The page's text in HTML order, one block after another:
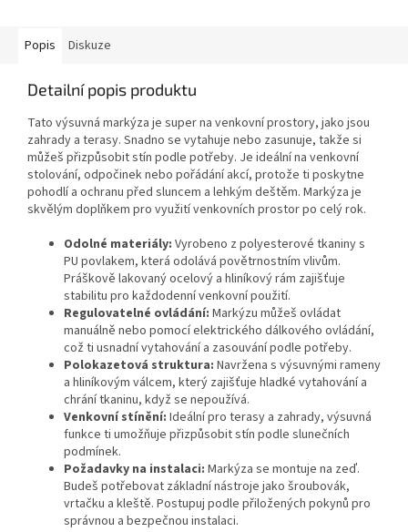
Popis Diskuze
Detailní popis produktu
Tato výsuvná markýza je super na venkovní prostory, jako jsou
zahrady a terasy. Snadno se vytahuje nebo zasunuje, takže si
můžeš přizpůsobit stín podle potřeby. Je ideální na venkovní
stolování, odpočinek nebo pořádání akcí, protože ti poskytne
pohodlí a ochranu před sluncem a lehkým deštěm. Markýza je
skvělým doplňkem pro využití venkovních prostor po celý rok.
Odolné materiály: Vyrobeno z polyesterové tkaniny s
PU povlakem, která odolává povětrnostním vlivům.
Práškově lakovaný ocelový a hliníkový rám zajišťuje
stabilitu pro každodenní venkovní použití.
Regulovatelné ovládání: Markýzu můžeš ovládat
manuálně nebo pomocí elektrického dálkového ovládání,
což ti usnadní vytahování a zasouvání podle potřeby.
Polokazetová struktura: Navržena s výsuvnými rameny
a hliníkovým válcem, který zajišťuje hladké vytahování a
chrání tkaninu, když se nepoužívá.
Venkovní stínění: Ideální pro terasy a zahrady, výsuvná
funkce ti umožňuje přizpůsobit stín podle slunečních
podmínek.
Požadavky na instalaci: Markýza se montuje na zeď.
Budeš potřebovat základní nástroje jako šroubovák,
vrtačku a kleště. Postupuj podle přiložených pokynů pro
správnou a bezpečnou instalaci.